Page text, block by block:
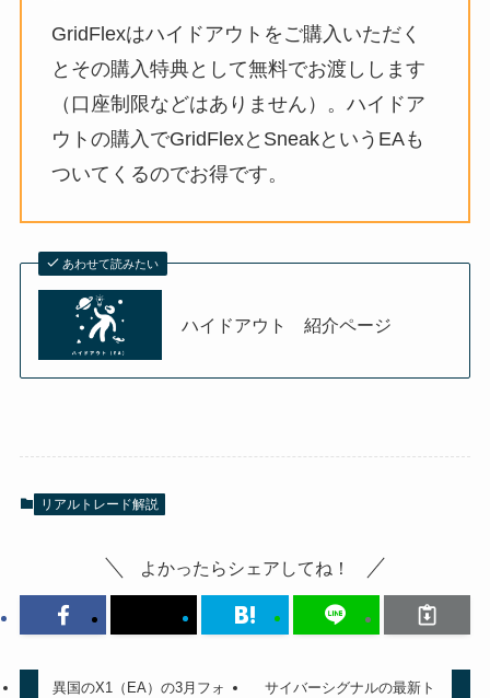
GridFlexはハイドアウトをご購入いただく
とその購入特典として無料でお渡しします
（口座制限などはありません）。ハイドア
ウトの購入でGridFlexとSneakというEAも
ついてくるのでお得です。
あわせて読みたい
ハイドアウト 紹介ページ
リアルトレード解説
よかったらシェアしてね！
異国のX1（EA）の3月フォ
サイバーシグナルの最新ト